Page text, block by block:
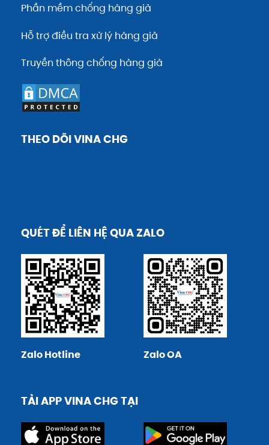
Phần mềm chống hàng giả
Hỗ trợ điều tra xử lý hàng giả
Truyền thông chống hàng giả
THEO DÕI VINA CHG
QUÉT ĐỂ LIÊN HỆ QUA ZALO
Zalo Hotline Zalo OA
TẢI APP VINA CHG TẠI